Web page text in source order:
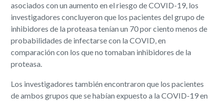
asociados con un aumento en el riesgo de COVID-19, los
investigadores concluyeron que los pacientes del grupo de
inhibidores de la proteasa tenían un 70 por ciento menos de
probabilidades de infectarse con la COVID, en
comparación con los que no tomaban inhibidores de la
proteasa.
Los investigadores también encontraron que los pacientes
de ambos grupos que se habían expuesto a la COVID-19 en